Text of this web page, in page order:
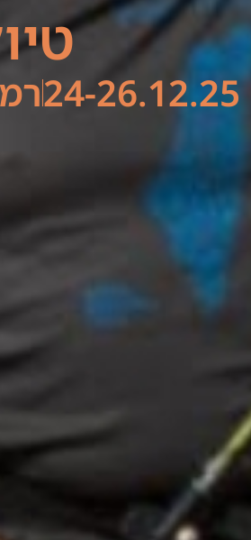
24-26.12.25